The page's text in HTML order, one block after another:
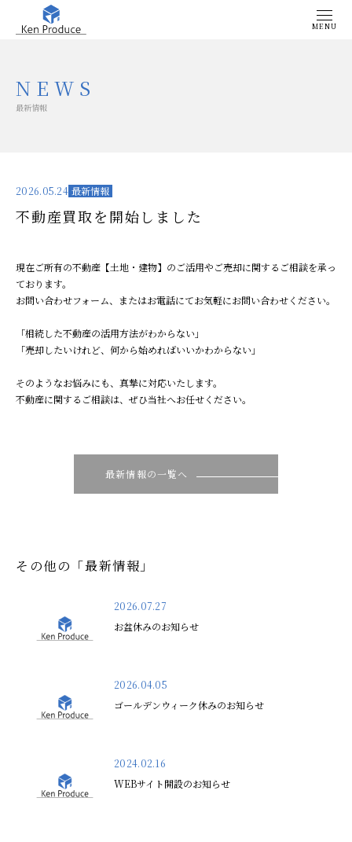
MENU
最新情報
2026.05.24 最新情報
不動産買取を開始しました
現在ご所有の不動産【土地・建物】のご活用やご売却に関するご相談を承っ
ております。
お問い合わせフォーム、またはお電話にてお気軽にお問い合わせください。
「相続した不動産の活用方法がわからない」
「売却したいけれど、何から始めればいいかわからない」
そのようなお悩みにも、真摯に対応いたします。
不動産に関するご相談は、ぜひ当社へお任せください。
最新情報の一覧へ
その他の「最新情報」
2026.07.27
お盆休みのお知らせ
2026.04.05
ゴールデンウィーク休みのお知らせ
2024.02.16
WEBサイト開設のお知らせ